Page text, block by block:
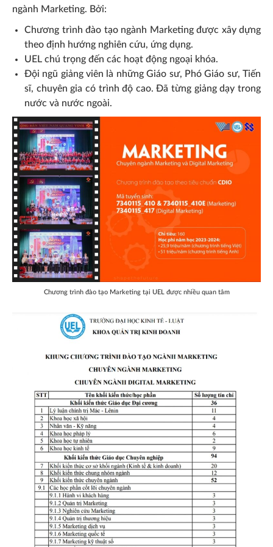
ngành Marketing. Bởi:
Chương trình đào tạo ngành Marketing được xây dựng
theo định hướng nghiên cứu, ứng dụng.
UEL chú trọng đến các hoạt động ngoại khóa.
Đội ngũ giảng viên là những Giáo sư, Phó Giáo sư, Tiến
sĩ, chuyên gia có trình độ cao. Đã từng giảng dạy trong
nước và nước ngoài.
Chương trình đào tạo Marketing tại UEL được nhiều quan tâm